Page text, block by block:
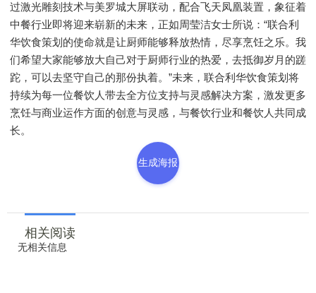
过激光雕刻技术与美罗城大屏联动，配合飞天凤凰装置，象征着
中餐行业即将迎来崭新的未来，正如周莹洁女士所说：“联合利
华饮食策划的使命就是让厨师能够释放热情，尽享烹饪之乐。我
们希望大家能够放大自己对于厨师行业的热爱，去抵御岁月的蹉
跎，可以去坚守自己的那份执着。”未来，联合利华饮食策划将
持续为每一位餐饮人带去全方位支持与灵感解决方案，激发更多
烹饪与商业运作方面的创意与灵感，与餐饮行业和餐饮人共同成
长。
生成海报
相关阅读
无相关信息